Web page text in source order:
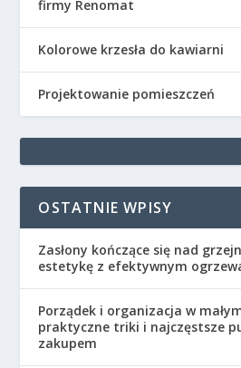
firmy Renomat
Kolorowe krzesła do kawiarni
Projektowanie pomieszczeń
OSTATNIE WPISY
Zasłony kończące się nad
estetykę z efektywnym
Porządek i organizacja w
praktyczne triki i najczęstsze
zakupem